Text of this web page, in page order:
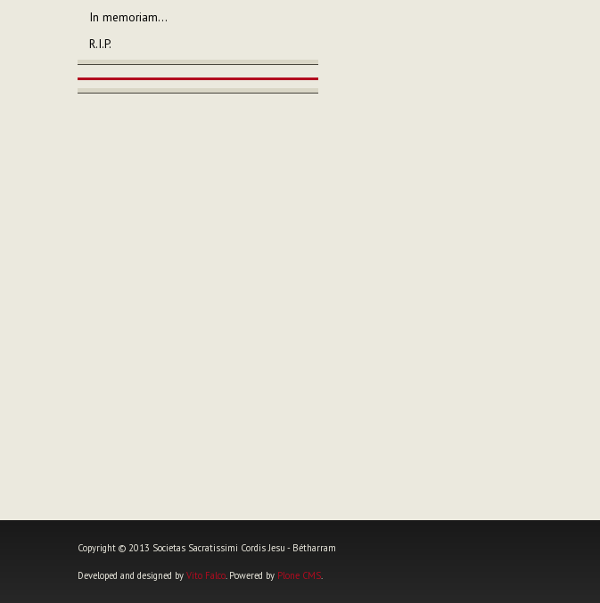
In memoriam…
R.I.P.
Copyright © 2013 Societas Sacratissimi Cordis Jesu - Bétharram
Developed and designed by Vito Falco . Powered by Plone CMS